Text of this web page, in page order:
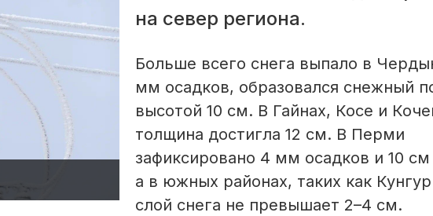
на север региона.
Больше всего снега выпало в
мм осадков, образовался снежный
высотой 10 см. В Гайнах, Косе и
толщина достигла 12 см. В Перми
зафиксировано 4 мм осадков и 10 см
а в южных районах, таких как
слой снега не превышает 2–4 см.